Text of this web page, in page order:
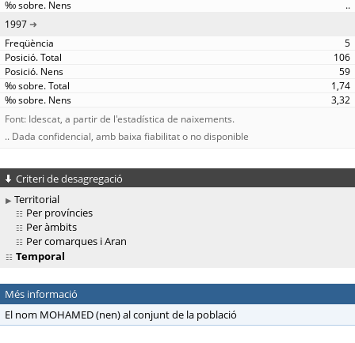
..
1997
5
106
59
1,74
3,32
Font: Idescat, a partir de l'estadística de naixements.
.. Dada confidencial, amb baixa fiabilitat o no disponible
Criteri de desagregació
Territorial
Per províncies
Per àmbits
Per comarques i Aran
Temporal
Més informació
El nom MOHAMED (nen) al conjunt de la població